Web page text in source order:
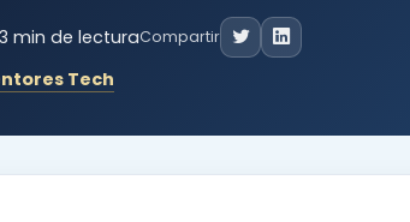
min de lecturaCompartir
Tech